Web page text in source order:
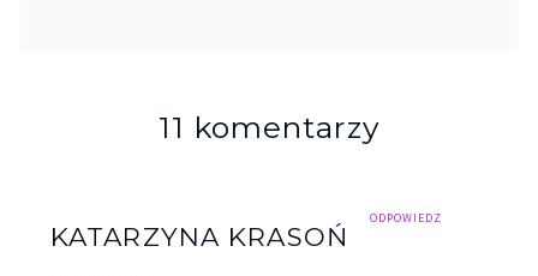
11 komentarzy
ODPOWIEDZ
KATARZYNA KRASOŃ